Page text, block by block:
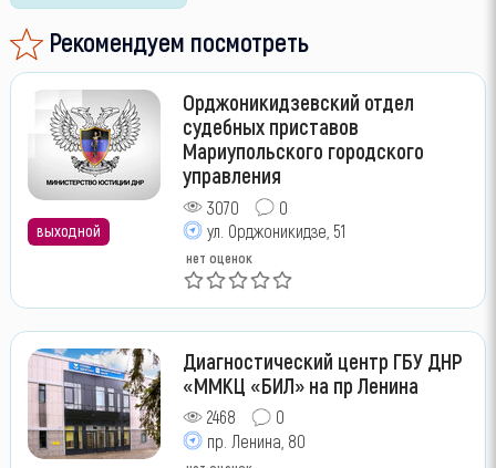
Рекомендуем посмотреть
выходной
Орджоникидзевский отдел
судебных приставов
Мариупольского городского
управления
3070
0
ул. Орджоникидзе, 51
нет оценок
Диагностический центр ГБУ ДНР
«ММКЦ «БИЛ» на пр Ленина
2468
0
пр. Ленина, 80